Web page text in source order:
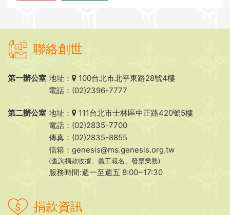
聯絡創世
第一辦公室 地址：
100台北市北平東路28號4樓
電話：(02)2396-7777
第二辦公室 地址：
111台北市士林區中正路420號5樓
電話：(02)2835-7700
傳真：(02)2835-8855
信箱： genesis@ms.genesis.org.tw
(查詢捐款收據、義工報名、發票業務)
服務時間:週一至週五 8:00~17:30
捐款資訊